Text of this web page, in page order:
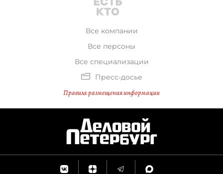
Все компании
Все персоны
Все специализации
Пресс-досье
Правила размещения информации